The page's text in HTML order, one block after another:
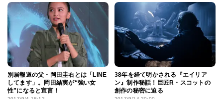
別居報道の父・岡田圭右とは「LINE
してます」。岡田結実が“強い女
性”になると宣言！
38年を経て明かされる『エイリア
ン』制作秘話！巨匠R・スコットの
創作の秘密に迫る